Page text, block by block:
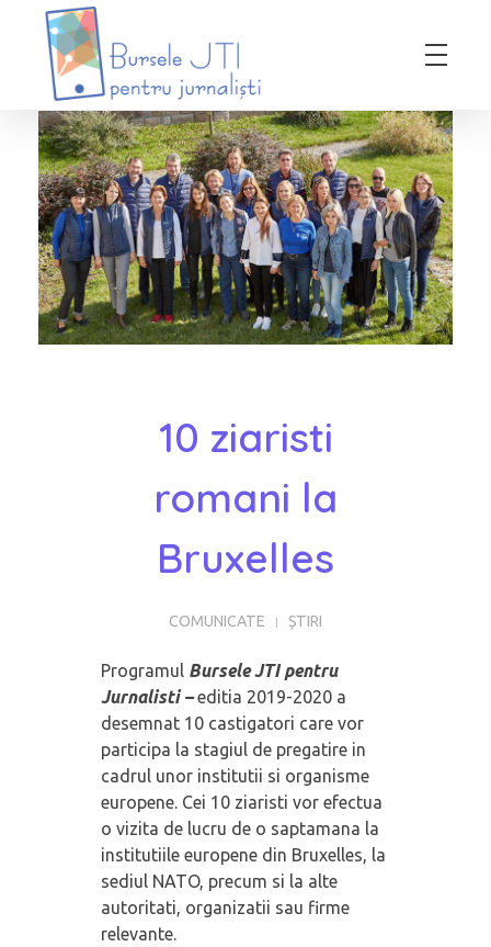
Bursele JTI pentru Jurnalisti
ediția 2018-2019
10 ziaristi
romani la
Bruxelles
COMUNICATE ȘTIRI
Programul Bursele JTI pentru
Jurnalisti –editia 2019-2020 a
desemnat 10 castigatori care vor
participa la stagiul de pregatire in
cadrul unor institutii si organisme
europene. Cei 10 ziaristi vor efectua
o vizita de lucru de o saptamana la
institutiile europene din Bruxelles, la
sediul NATO, precum si la alte
autoritati, organizatii sau firme
relevante.